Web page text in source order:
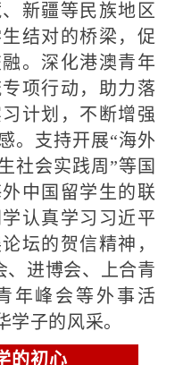
新疆等民族地区
结对的桥梁，促
。深化港澳青年
项行动，助力落
计划，不断增强
。支持开展“海外
社会实践周”等国
中国留学生的联
认真学习习近平
坛的贺信精神，
、进博会、上合青
年峰会等外事活
学子的风采。
的初心